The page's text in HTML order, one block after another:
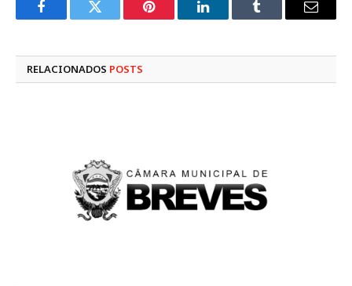
FacebookTwitter Pinterest LinkedInTumblr
E-
RELACIONADOS POSTS